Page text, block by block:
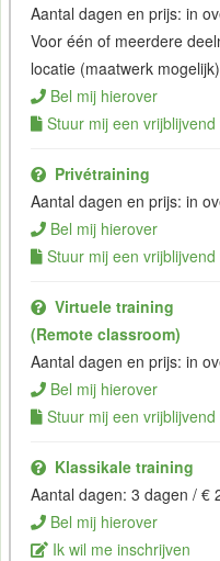
Aantal dagen en prijs: in
Voor één of meerdere
locatie (maatwerk mogelijk)
Bel mij hierover
Stuur mij een vrijblijvend
Privétraining
Aantal dagen en prijs: in
Bel mij hierover
Stuur mij een vrijblijvend
Virtuele training
(Remote classroom)
Aantal dagen en prijs: in
Bel mij hierover
Stuur mij een vrijblijvend
Klassikale training
Aantal dagen: 3 dagen / €
Bel mij hierover
Ik wil me inschrijven